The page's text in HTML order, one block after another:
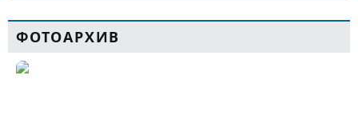
ФОТОАРХИВ